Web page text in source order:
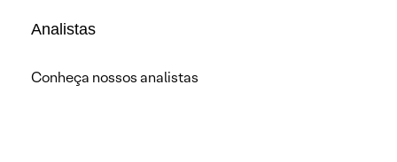
Analistas
Conheça nossos analistas